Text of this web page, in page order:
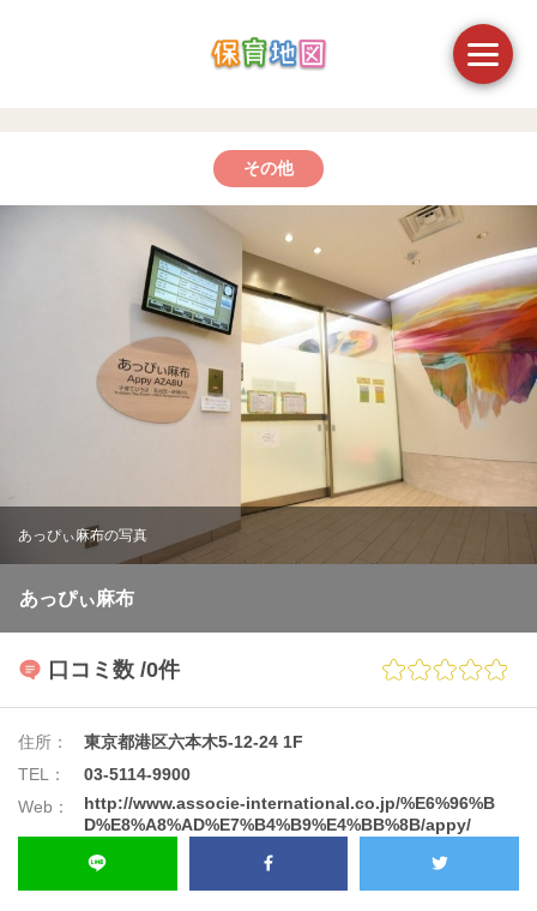
その他
あっぴぃ麻布の写真
あっぴぃ麻布
口コミ数 /0件
住所：
東京都港区六本木5-12-24 1F
TEL：
03-5114-9900
Web：
http://www.associe-international.co.jp/%E6%96%B
D%E8%A8%AD%E7%B4%B9%E4%BB%8B/appy/